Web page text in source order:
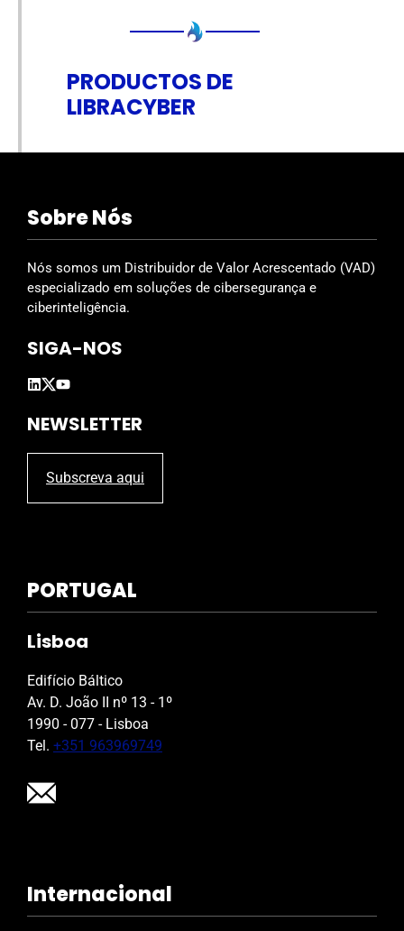
PRODUCTOS DE
LIBRACYBER
Sobre Nós
Nós somos um Distribuidor de Valor Acrescentado (VAD)
especializado em soluções de cibersegurança e
ciberinteligência.
SIGA-NOS
NEWSLETTER
Subscreva aqui
PORTUGAL
Lisboa
Edifício Báltico
Av. D. João II nº 13 - 1º
1990 - 077 - Lisboa
Tel. +351 963969749
Internacional